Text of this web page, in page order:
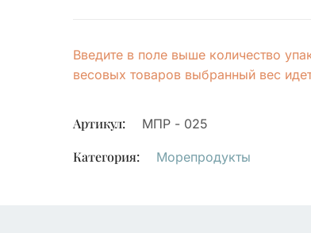
Введите в поле выше количество
весовых товаров выбранный вес
Артикул: МПР - 025
Категория: Морепродукты